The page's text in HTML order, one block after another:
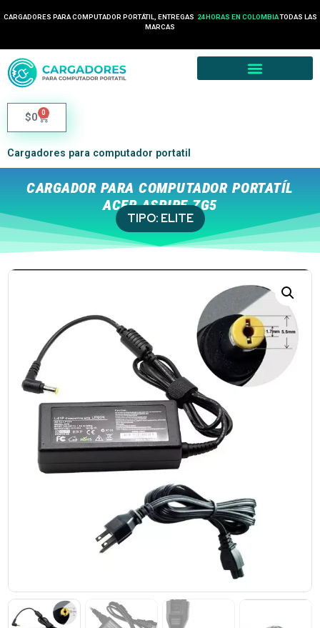
CARGADORES PARA COMPUTADOR PORTÁTIL, ENTREGAS 24 HORAS EN COLOMBIATODAS LAS
MARCAS
$0 0
Cargadores para computador portatil
CARGADOR PARA COMPUTADOR PORTATÍL
ACER ASPIRE ZG5
TIPO: ELITE